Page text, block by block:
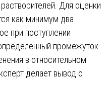
Для оценки
как минимум два
при поступлении
промежуток
в относительном
делает вывод о